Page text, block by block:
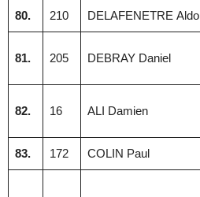
80. 210 DELAFENETRE Aldo
81. 205 DEBRAY Daniel
82. 16 ALI Damien
83. 172 COLIN Paul